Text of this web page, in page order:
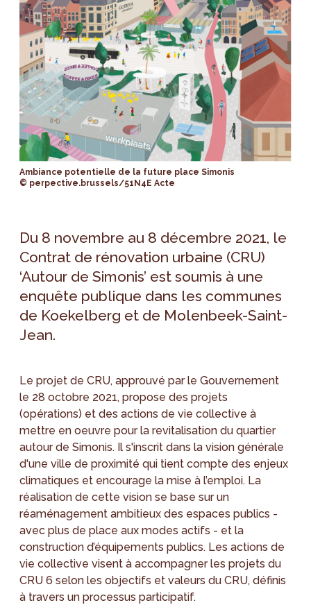
Ambiance potentielle de la future place Simonis
© perpective.brussels/51N4E Acte
Du 8 novembre au 8 décembre 2021, le
Contrat de rénovation urbaine (CRU)
‘Autour de Simonis’ est soumis à une
enquête publique dans les communes
de Koekelberg et de Molenbeek-Saint-
Jean.
Le projet de CRU, approuvé par le Gouvernement
le 28 octobre 2021, propose des projets
(opérations) et des actions de vie collective à
mettre en oeuvre pour la revitalisation du quartier
autour de Simonis. Il s'inscrit dans la vision générale
d'une ville de proximité qui tient compte des enjeux
climatiques et encourage la mise à l’emploi. La
réalisation de cette vision se base sur un
réaménagement ambitieux des espaces publics -
avec plus de place aux modes actifs - et la
construction d’équipements publics. Les actions de
vie collective visent à accompagner les projets du
CRU 6 selon les objectifs et valeurs du CRU, définis
à travers un processus participatif.